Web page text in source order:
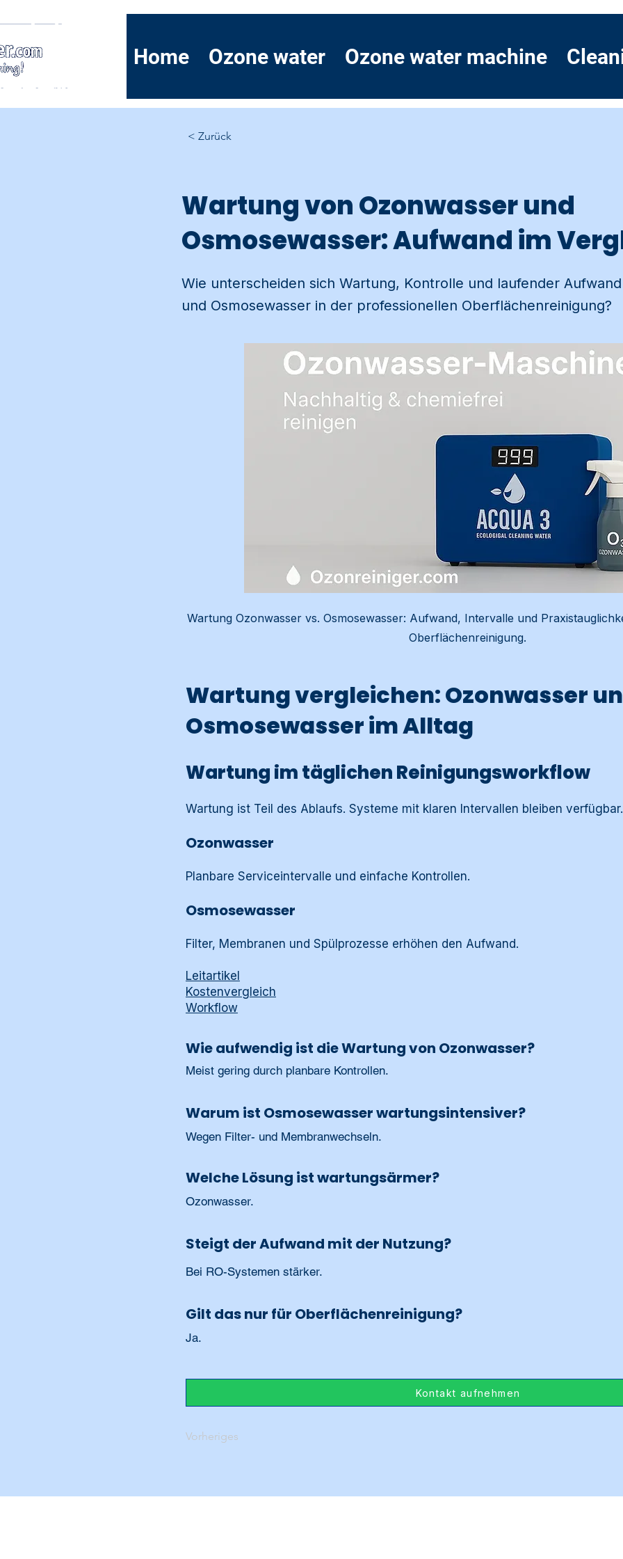
Home Ozone water Ozone water machine
< Zurück
Wartung von Ozonwasser und
Osmosewasser: Aufwand im
Wie unterscheiden sich Wartung, Kontrolle und laufender
und Osmosewasser in der professionellen Oberflächenreinigung?
Wartung Ozonwasser vs. Osmosewasser: Aufwand, Intervalle und
Oberflächenreinigung.
Wartung vergleichen: Ozonwasser
Osmosewasser im Alltag
Wartung im täglichen Reinigungsworkflow
Wartung ist Teil des Ablaufs. Systeme mit klaren Intervallen bleiben verfügbar.
Ozonwasser
Planbare Serviceintervalle und einfache Kontrollen.
Osmosewasser
Filter, Membranen und Spülprozesse erhöhen den Aufwand.
Leitartikel
Kostenvergleich
Workflow
Wie aufwendig ist die Wartung von Ozonwasser?
Meist gering durch planbare Kontrollen.
Warum ist Osmosewasser wartungsintensiver?
Wegen Filter- und Membranwechseln.
Welche Lösung ist wartungsärmer?
Ozonwasser.
Steigt der Aufwand mit der Nutzung?
Bei RO-Systemen stärker.
Gilt das nur für Oberflächenreinigung?
Ja.
Kontakt aufnehmen
Vorheriges